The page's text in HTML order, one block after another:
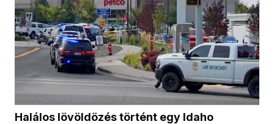
Halálos lövöldözés történt egy Idaho